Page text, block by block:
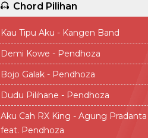
Chord Pilihan
Kau Tipu Aku - Kangen Band
Demi Kowe - Pendhoza
Bojo Galak - Pendhoza
Dudu Pilihane - Pendhoza
Aku Cah RX King - Agung Pradanta
feat. Pendhoza